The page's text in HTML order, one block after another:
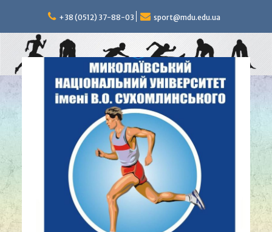
содержимому
+38 (0512) 37-88-03 sport@mdu.edu.ua